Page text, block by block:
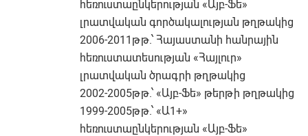
հեռուստաընկերության «Այբ-Ֆե»
լրատվական գործակալության թղթակից
2006-2011թթ.՝ Հայաստանի հանրային
հեռուստատեսության «Հայլուր»
լրատվական ծրագրի թղթակից
2002-2005թթ.՝ «Այբ-Ֆե» թերթի թղթակից
1999-2005թթ.՝ «Ա1+»
հեռուստաընկերության «Այբ-Ֆե»